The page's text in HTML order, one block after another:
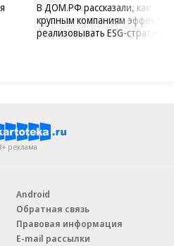
В ДОМ.РФ рассказали, как
крупным компаниям
реализовывать ESG-стратегию
реклама
Android
Обратная связь
Правовая информация
E-mail рассылки